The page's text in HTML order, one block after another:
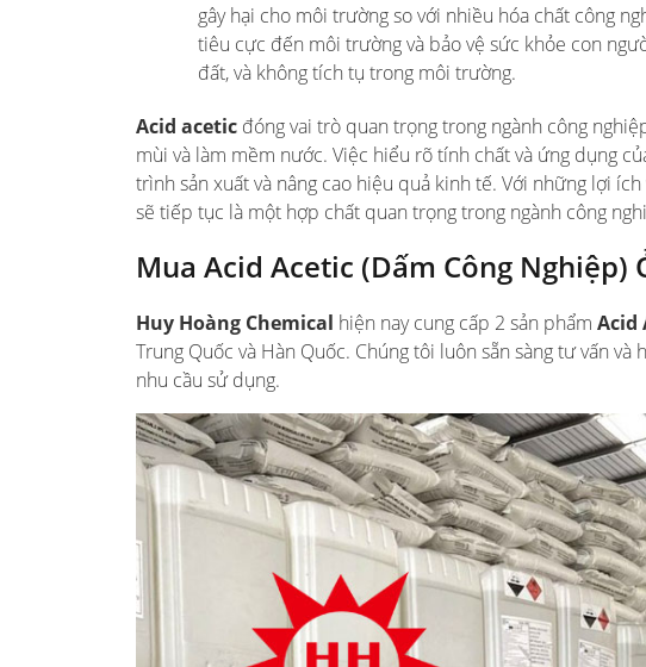
gây hại cho môi trường so với nhiều hóa chất công
tiêu cực đến môi trường và bảo vệ sức khỏe con
đất, và không tích tụ trong môi trường.
Acid acetic đóng vai trò quan trọng trong ngành công
mùi và làm mềm nước. Việc hiểu rõ tính chất và ứng dụng
trình sản xuất và nâng cao hiệu quả kinh tế. Với những lợi
sẽ tiếp tục là một hợp chất quan trọng trong ngành công
Mua Acid Acetic (Dấm Công Nghiệp)
Huy Hoàng Chemical hiện nay cung cấp 2 sản phẩm Acid
Trung Quốc và Hàn Quốc. Chúng tôi luôn sẵn sàng tư vấn
nhu cầu sử dụng.